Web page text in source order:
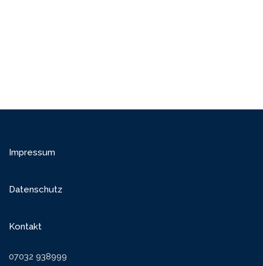
Impressum
Datenschutz
Kontakt
07032 938999